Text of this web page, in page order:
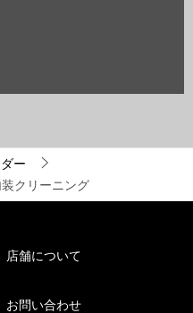
ー
クリーニング
店舗について
お問い合わせ